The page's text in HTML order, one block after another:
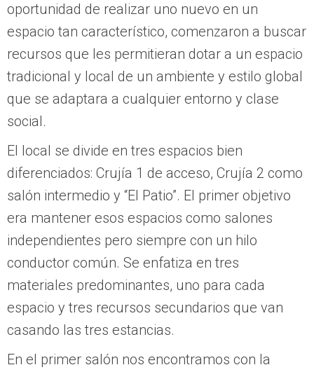
oportunidad de realizar uno nuevo en un
espacio tan característico, comenzaron a buscar
recursos que les permitieran dotar a un espacio
tradicional y local de un ambiente y estilo global
que se adaptara a cualquier entorno y clase
social.
El local se divide en tres espacios bien
diferenciados: Crujía 1 de acceso, Crujía 2 como
salón intermedio y “El Patio”. El primer objetivo
era mantener esos espacios como salones
independientes pero siempre con un hilo
conductor común. Se enfatiza en tres
materiales predominantes, uno para cada
espacio y tres recursos secundarios que van
casando las tres estancias.
En el primer salón nos encontramos con la